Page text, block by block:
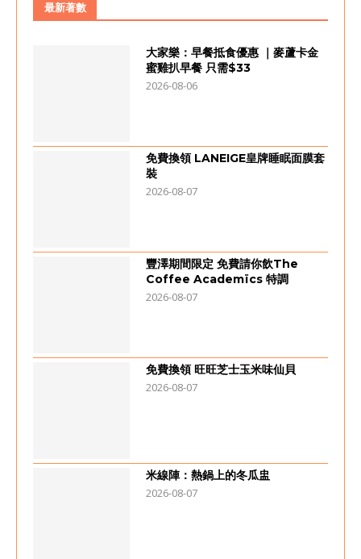
最新著數
大家樂：早餐抵食優惠 ｜麥蘆卡金
蜜雞扒早餐 只需$33
2026-08-06
免費換領 LANEIGE皇牌睡眠面膜套
裝
2026-08-07
豐澤期間限定 免費請你飲The
Coffee Academïcs 特調
2026-08-07
免費換領 旺旺芝士玉米味仙貝
2026-08-07
米線陣：熱鍋上的冬瓜盅
2026-08-07